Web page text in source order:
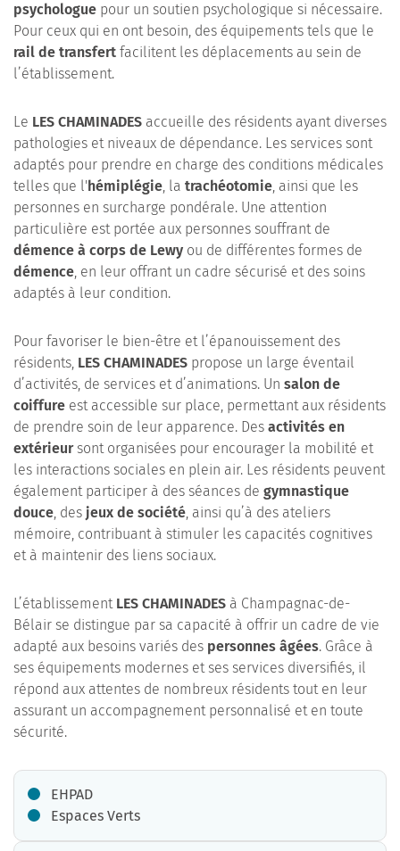
psychologue pour un soutien psychologique si nécessaire.
Pour ceux qui en ont besoin, des équipements tels que le
rail de transfert facilitent les déplacements au sein de
l’établissement.
Le LES CHAMINADES accueille des résidents ayant diverses
pathologies et niveaux de dépendance. Les services sont
adaptés pour prendre en charge des conditions médicales
telles que l'hémiplégie, la trachéotomie, ainsi que les
personnes en surcharge pondérale. Une attention
particulière est portée aux personnes souffrant de
démence à corps de Lewy ou de différentes formes de
démence, en leur offrant un cadre sécurisé et des soins
adaptés à leur condition.
Pour favoriser le bien-être et l’épanouissement des
résidents, LES CHAMINADES propose un large éventail
d’activités, de services et d’animations. Un salon de
coiffure est accessible sur place, permettant aux résidents
de prendre soin de leur apparence. Des activités en
extérieursont organisées pour encourager la mobilité et
les interactions sociales en plein air. Les résidents peuvent
également participer à des séances de gymnastique
douce, des jeux de société, ainsi qu’à des ateliers
mémoire, contribuant à stimuler les capacités cognitives
et à maintenir des liens sociaux.
L’établissement LES CHAMINADES à Champagnac-de-
Bélair se distingue par sa capacité à offrir un cadre de vie
adapté aux besoins variés des personnes âgées. Grâce à
ses équipements modernes et ses services diversifiés, il
répond aux attentes de nombreux résidents tout en leur
assurant un accompagnement personnalisé et en toute
sécurité.
EHPAD
Espaces Verts